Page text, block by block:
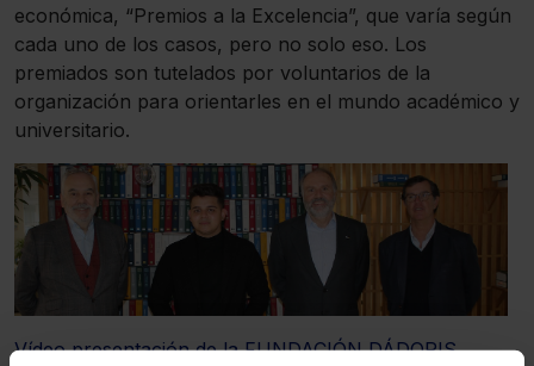
económica, “Premios a la Excelencia”, que varía según
cada uno de los casos, pero no solo eso. Los
premiados son tutelados por voluntarios de la
organización para orientarles en el mundo académico y
universitario.
Vídeo presentación de la FUNDACIÓN DÁDORIS